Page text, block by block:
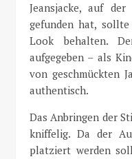
Jeansjacke, auf
gefunden hat,
Look behalten.
aufgegeben – als
von geschmückten
authentisch.
Das Anbringen der
kniffelig. Da der
platziert werden